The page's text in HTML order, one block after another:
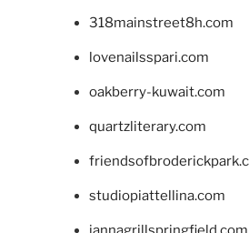
318mainstreet8h.com
lovenailsspari.com
oakberry-kuwait.com
quartzliterary.com
studiopiattellina.com